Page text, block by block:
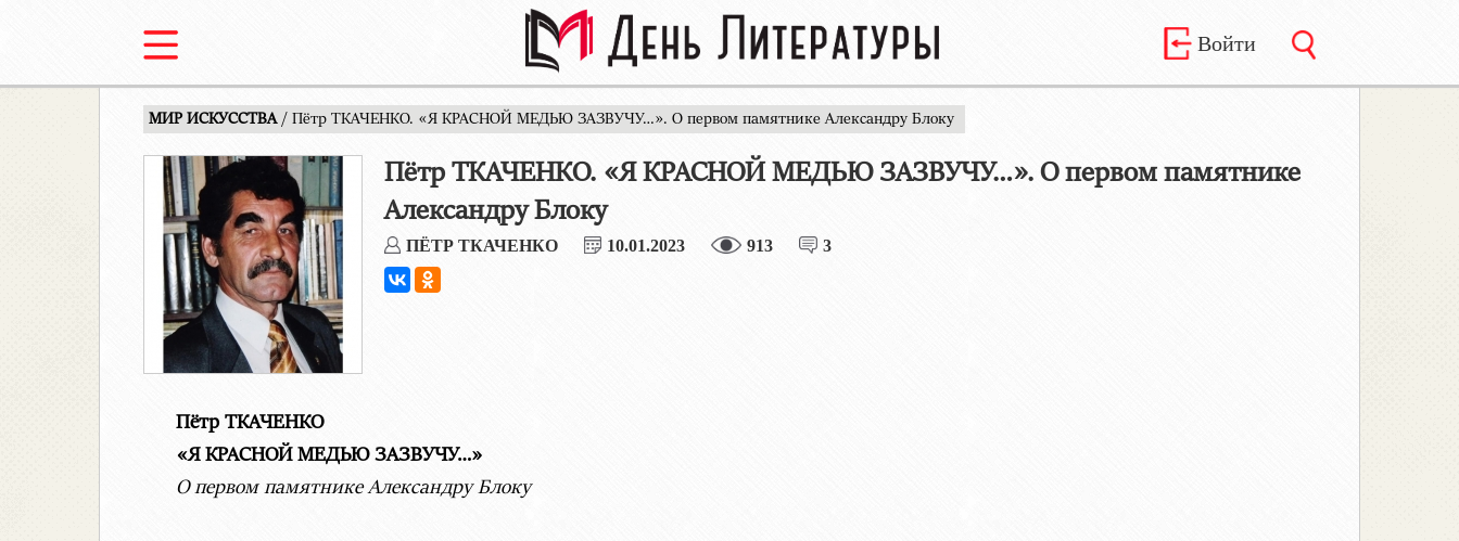
Войти
МИР ИСКУССТВА / Пётр ТКАЧЕНКО. «Я КРАСНОЙ МЕДЬЮ ЗАЗВУЧУ…». О первом памятнике Александру Блоку
Пётр ТКАЧЕНКО. «Я КРАСНОЙ МЕДЬЮ ЗАЗВУЧУ…». О первом памятнике
Александру Блоку
ПЁТР ТКАЧЕНКО 10.01.2023 913 3
Пётр ТКАЧЕНКО
«Я КРАСНОЙ МЕДЬЮ ЗАЗВУЧУ…»
О первом памятнике Александру Блоку